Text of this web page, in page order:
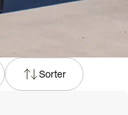
Sorter